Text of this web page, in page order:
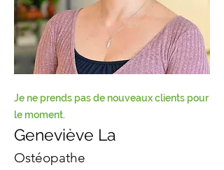
Je ne prends pas de nouveaux clients pour
le moment.
Geneviève La
Ostéopathe